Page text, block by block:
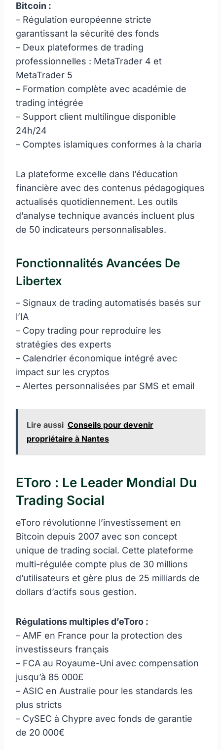
Bitcoin :
– Régulation européenne stricte
garantissant la sécurité des fonds
– Deux plateformes de trading
professionnelles : MetaTrader 4 et
MetaTrader 5
– Formation complète avec académie de
trading intégrée
– Support client multilingue disponible
24h/24
– Comptes islamiques conformes à la charia
La plateforme excelle dans l’éducation
financière avec des contenus pédagogiques
actualisés quotidiennement. Les outils
d’analyse technique avancés incluent plus
de 50 indicateurs personnalisables.
Fonctionnalités Avancées De
Libertex
– Signaux de trading automatisés basés sur
l’IA
– Copy trading pour reproduire les
stratégies des experts
– Calendrier économique intégré avec
impact sur les cryptos
– Alertes personnalisées par SMS et email
Lire aussi Conseils pour devenir
propriétaire à Nantes
EToro : Le Leader Mondial Du
Trading Social
eToro révolutionne l’investissement en
Bitcoin depuis 2007 avec son concept
unique de trading social. Cette plateforme
multi-régulée compte plus de 30 millions
d’utilisateurs et gère plus de 25 milliards de
dollars d’actifs sous gestion.
Régulations multiples d’eToro :
– AMF en France pour la protection des
investisseurs français
– FCA au Royaume-Uni avec compensation
jusqu’à 85 000£
– ASIC en Australie pour les standards les
plus stricts
– CySEC à Chypre avec fonds de garantie
de 20 000€